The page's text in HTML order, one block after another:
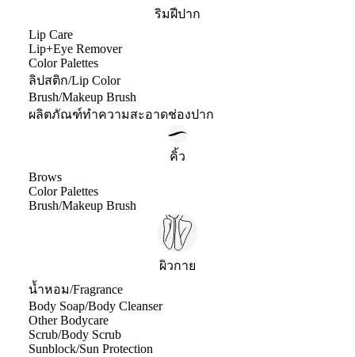
ริมฝีปาก
Lip Care
Lip+Eye Remover
Color Palettes
ลิปสติก/Lip Color
Brush/Makeup Brush
ผลิตภัณฑ์ทำความสะอาดช่องปาก
คิ้ว
Brows
Color Palettes
Brush/Makeup Brush
ผิวกาย
น้ำหอม/Fragrance
Body Soap/Body Cleanser
Other Bodycare
Scrub/Body Scrub
Sunblock/Sun Protection